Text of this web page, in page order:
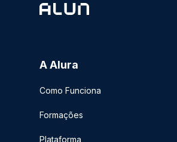
A Alura
Como Funciona
Formações
Plataforma